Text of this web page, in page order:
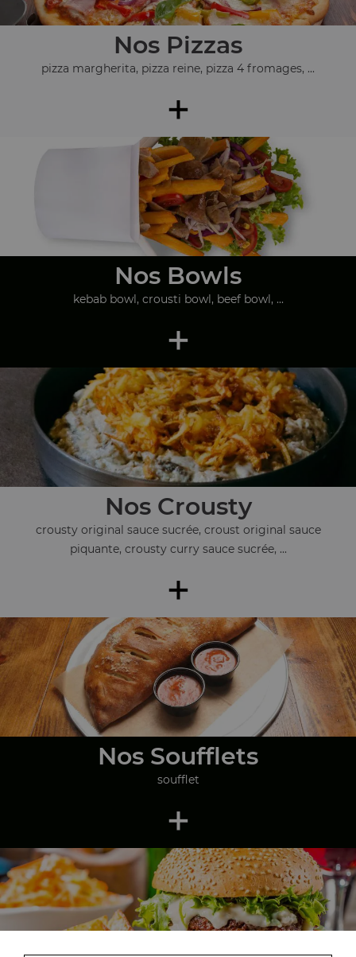
Nos Pizzas
pizza margherita, pizza reine, pizza 4 fromages, ...
+
Nos Bowls
kebab bowl, crousti bowl, beef bowl, ...
+
Nos Crousty
crousty original sauce sucrée, croust original sauce
piquante, crousty curry sauce sucrée, ...
+
Nos Soufflets
soufflet
+